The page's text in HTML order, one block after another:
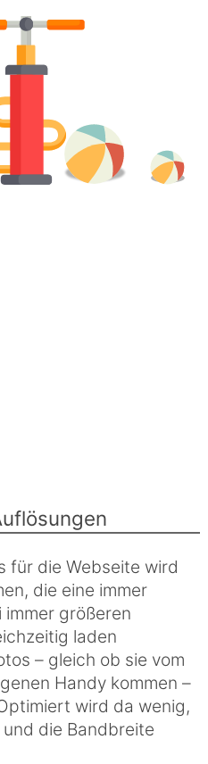
für die Webseite wird
die eine immer
größeren
laden
– gleich ob sie vom
Handy kommen –
wird da wenig,
die Bandbreite